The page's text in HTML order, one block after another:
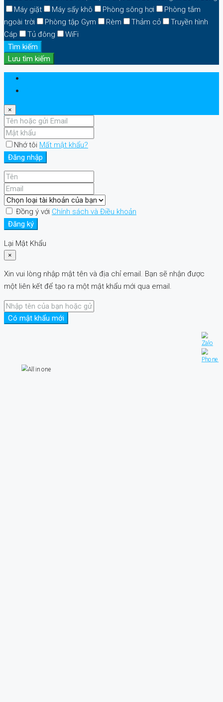
Máy giặt
Máy sấy khô Phòng sông hơi
Phòng tắm
ngoài trời
Phòng tập Gym Rèm Thảm cỏ
Truyền hình
Cáp
Tủ đông
WiFi
Tìm kiếm
Lưu tìm kiếm
×
Nhớ tôi Mất mật khẩu?
Đăng nhập
Đồng ý với Chính sách và Điều khoản
Đăng ký
Lại Mật Khẩu
×
Xin vui lòng nhập mật tên và địa chỉ email. Bạn sẽ nhận được
một liên kết để tạo ra một mật khẩu mới qua email.
Có mật khẩu mới